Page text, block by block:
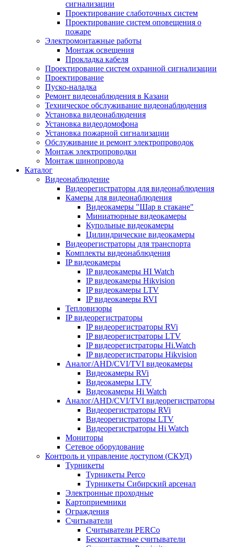
сигнализации
Проектирование слаботочных систем
Проектирование систем оповещения о
пожаре
Электромонтажные работы
Монтаж освещения
Прокладка кабеля
Проектирование систем охранной сигнализации
Проектирование
Пуско-наладка
Ремонт видеонаблюдения в Казани
Техническое обслуживание видеонаблюдения
Установка видеонаблюдения
Установка видеодомофона
Установка пожарной сигнализации
Обслуживание и ремонт электропроводок
Монтаж электропроводки
Монтаж шинопровода
Каталог
Видеонаблюдение
Видеорегистраторы для видеонаблюдения
Камеры для видеонаблюдения
Видеокамеры "Шар в стакане"
Миниатюрные видеокамеры
Купольные видеокамеры
Цилиндрические видеокамеры
Видеорегистраторы для транспорта
Комплекты видеонаблюдения
IP видеокамеры
IP видеокамеры HI Watch
IP видеокамеры Hikvision
IP видеокамеры LTV
IP видеокамеры RVI
Тепловизоры
IP видеорегистраторы
IP видеорегистраторы RVi
IP видеорегистраторы LTV
IP видеорегистраторы Hi.Watch
IP видеорегистраторы Hikvision
Аналог/AHD/CVI/TVI видеокамеры
Видеокамеры RVi
Видеокамеры LTV
Видеокамеры Hi Watch
Аналог/AHD/CVI/TVI видеорегистраторы
Видеорегистраторы RVi
Видеорегистраторы LTV
Видеорегистраторы Hi Watch
Мониторы
Сетевое оборудование
Контроль и управление доступом (СКУД)
Турникеты
Турникеты Perco
Турникеты Сибирский арсенал
Электронные проходные
Картоприемники
Ограждения
Считыватели
Считыватели PERCo
Бесконтактные считыватели